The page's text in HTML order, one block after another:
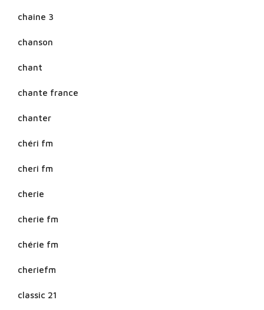
chaine 3
chanson
chant
chante france
chanter
chéri fm
cheri fm
cherie
cherie fm
chérie fm
cheriefm
classic 21